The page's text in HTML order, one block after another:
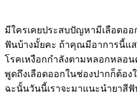
มีใครเคยประสบปัญหามีเลือดอ
ฟันบ้างมั้ยคะ ถ้าคุณมีอาการนี้แ
โรคเหงือกกำลังตามหลอกหลอ
พูดถึงเลือดออกในช่องปากก็ต้อง
ฉะนั้นวันนี้เราจะมาแนะนำยาสีฟั